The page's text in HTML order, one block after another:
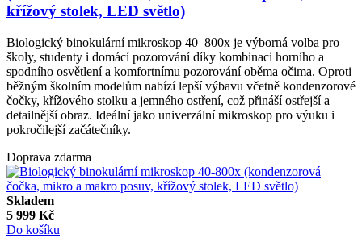
křížový stolek, LED světlo)
Biologický binokulární mikroskop 40–800x je výborná volba pro
školy, studenty i domácí pozorování díky kombinaci horního a
spodního osvětlení a komfortnímu pozorování oběma očima. Oproti
běžným školním modelům nabízí lepší výbavu včetně kondenzorové
čočky, křížového stolku a jemného ostření, což přináší ostřejší a
detailnější obraz. Ideální jako univerzální mikroskop pro výuku i
pokročilejší začátečníky.
Doprava zdarma
Skladem
5 999 Kč
Do košíku